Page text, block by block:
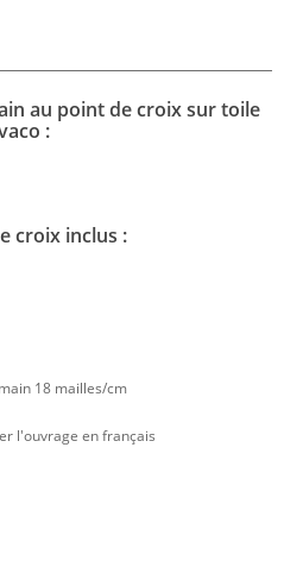
au point de croix sur toile
:
croix inclus :
18 mailles/cm
l'ouvrage en français